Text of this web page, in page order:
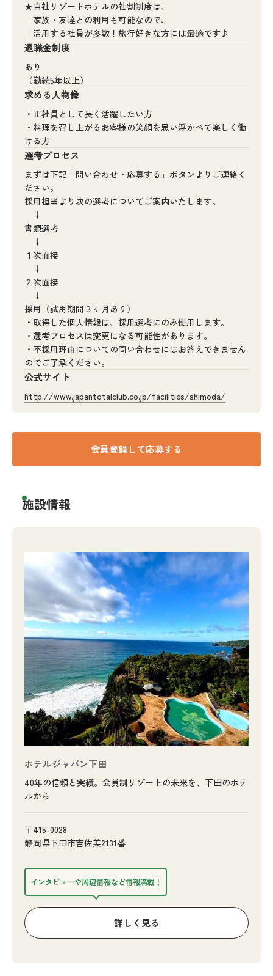
★自社リゾートホテルの社割制度は、
家族・友達との利用も可能なので、
活用する社員が多数！旅行好きな方には最適です♪
退職金制度
あり
（勤続5年以上）
求める人物像
・正社員として長く活躍したい方
・料理を召し上がるお客様の笑顔を思い浮かべて楽しく働
ける方
選考プロセス
まずは下記「問い合わせ・応募する」ボタンよりご連絡く
ださい。
採用担当より次の選考についてご案内いたします。
↓
書類選考
↓
１次面接
↓
２次面接
↓
採用（試用期間３ヶ月あり）
・取得した個人情報は、採用選考にのみ使用します。
・選考プロセスは変更になる可能性があります。
・不採用理由についての問い合わせにはお答えできません
のでご了承ください。
公式サイト
http://www.japantotalclub.co.jp/facilities/shimoda/
会員登録して応募する
施設情報
ホテルジャパン下田
40年の信頼と実績。会員制リゾートの未来を、下田のホテ
ルから
〒415-0028
静岡県下田市吉佐美2131番
インタビューや周辺情報など情報満載！
詳しく見る